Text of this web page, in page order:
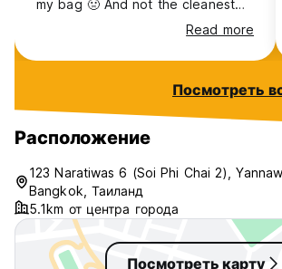
my bag 🤢 And not the cleanest
hostel. Some people seen to live
in the doorms too which is weird.
Read more
Посмотреть
Расположение
123 Naratiwas 6 (Soi Phi Chai 2),
Bangkok, Таиланд
5.1km от центра города
Посмотреть карту